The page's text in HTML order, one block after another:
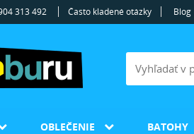
313 492 Často kladené otázky Blog
OBLEČENIE BATOHY